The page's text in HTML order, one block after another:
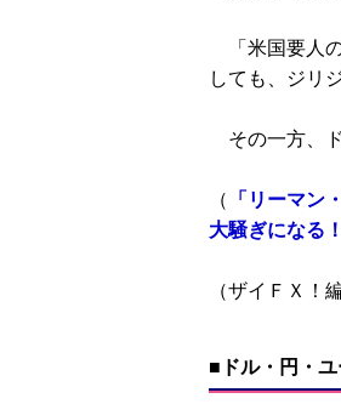
「米国要人の
しても、ジリ
その一方、
（
「リーマ
大騒ぎになる
（ザイＦＸ！
■ドル・円・